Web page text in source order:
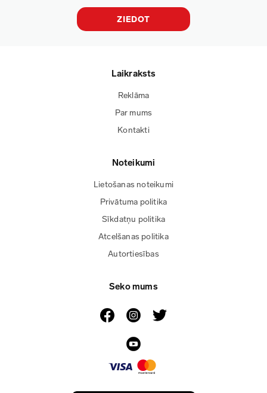
ZIEDOT
Laikraksts
Reklāma
Par mums
Kontakti
Noteikumi
Lietošanas noteikumi
Privātuma politika
Sīkdatņu politika
Atcelšanas politika
Autortiesības
Seko mums